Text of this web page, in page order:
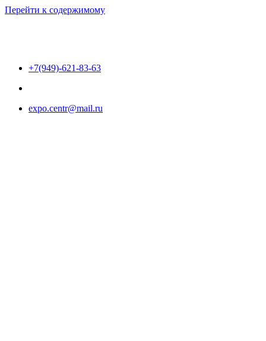
Перейти к содержимому
+7(949)-621-83-63
expo.centr@mail.ru